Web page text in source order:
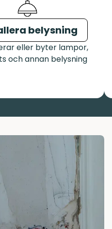
belysning
eller byter lampor,
och annan belysning